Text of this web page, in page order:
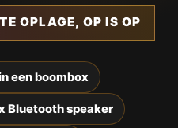
OPLAGE, OP IS OP
een boombox
Bluetooth speaker